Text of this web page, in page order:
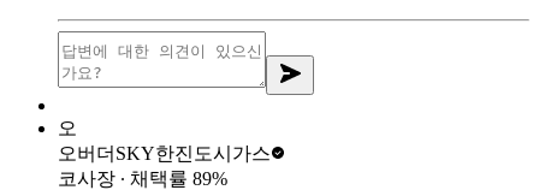
오
오버더SKY한진도시가스
코사장 ∙ 채택률 89%